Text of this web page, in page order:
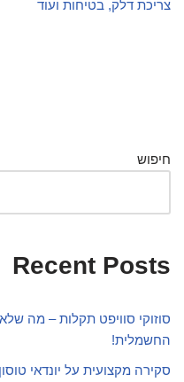
צריכת דלק, בטיחות ועוד
חיפוש
Recent Posts
סוזוקי סוויפט תקלות – מה
החשמלית!
סקירה מקצועית על יונדאי